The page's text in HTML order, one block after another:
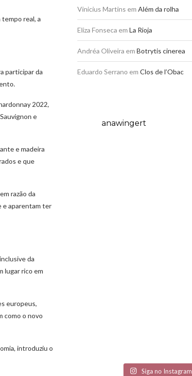
real, a
participar da
2022,
e
e madeira
e que
razão da
e aparentam ter
da
lugar rico em
europeus,
como o novo
introduziu o
Vinicius Martins em Além da rolha
Eliza Fonseca em La Rioja
Andréa Oliveira em Botrytis cinerea
Eduardo Serrano em Clos de l’Obac
anawingert
Siga no Instagram